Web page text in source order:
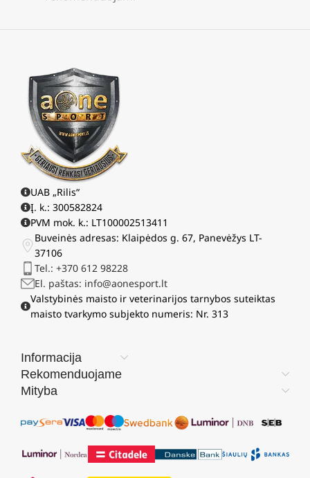
UAB „Rilis“
Į. k.: 300582824
PVM mok. k.: LT100002513411
Buveinės adresas: Klaipėdos g. 67, Panevėžys LT-
37106
Tel.: +370 612 98228
El. paštas: info@aonesport.lt
Valstybinės maisto ir veterinarijos tarnybos suteiktas
maisto tvarkymo subjekto numeris: Nr. 313
Informacija
Rekomenduojame
Mityba